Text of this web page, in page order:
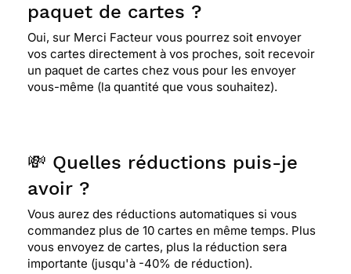
paquet de cartes ?
Oui, sur Merci Facteur vous pourrez soit envoyer
vos cartes directement à vos proches, soit recevoir
un paquet de cartes chez vous pour les envoyer
vous-même (la quantité que vous souhaitez).
💸 Quelles réductions puis-je
avoir ?
Vous aurez des réductions automatiques si vous
commandez plus de 10 cartes en même temps. Plus
vous envoyez de cartes, plus la réduction sera
importante (jusqu'à -40% de réduction).